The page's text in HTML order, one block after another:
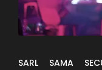
SARL SAMA